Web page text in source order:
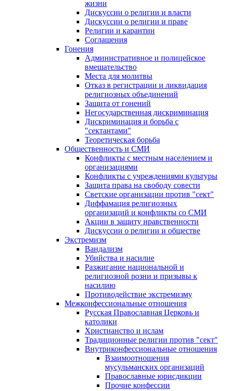
жизни
Дискуссии о религии и власти
Дискуссии о религии и праве
Религии и карантин
Соглашения
Гонения
Административное и полицейское
вмешательство
Места для молитвы
Отказ в регистрации и ликвидация
религиозных объединений
Защита от гонений
Негосударственная дискриминация
Дискриминация и борьба с
"сектантами"
Теоретическая борьба
Общественность и СМИ
Конфликты с местным населением и
организациями
Конфликты с учреждениями культуры
Защита права на свободу совести
Светские организации против "сект"
Диффамация религиозных
организаций и конфликты со СМИ
Акции в защиту нравственности
Дискуссии о религии и обществе
Экстремизм
Вандализм
Убийства и насилие
Разжигание национальной и
религиозной розни и призывы к
насилию
Противодействие экстремизму
Межконфессиональные отношения
Русская Православная Церковь и
католики
Христианство и ислам
Традиционные религии против "сект"
Внутриконфессиональные отношения
Взаимоотношения
мусульманских организаций
Православные юрисдикции
Прочие конфессии